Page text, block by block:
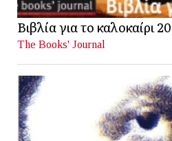
Βιβλία για το καλοκαίρι
The Books' Journal